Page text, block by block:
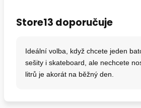
Store13 doporučuje
Ideální volba, když chcete jeden
sešity i skateboard, ale nechcete
litrů je akorát na běžný den.